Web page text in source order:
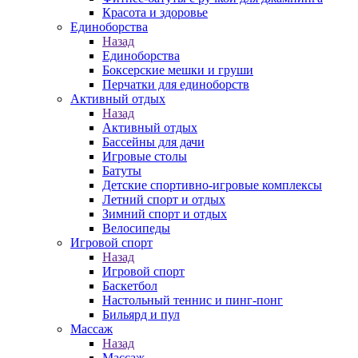
Красота и здоровье
Единоборства
Назад
Единоборства
Боксерские мешки и груши
Перчатки для единоборств
Активный отдых
Назад
Активный отдых
Бассейны для дачи
Игровые столы
Батуты
Детские спортивно-игровые комплексы
Летний спорт и отдых
Зимний спорт и отдых
Велосипеды
Игровой спорт
Назад
Игровой спорт
Баскетбол
Настольный теннис и пинг-понг
Бильярд и пул
Массаж
Назад